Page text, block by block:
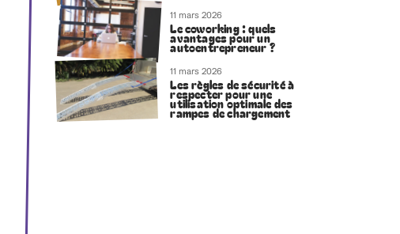
11 mars 2026
Le coworking : quels
avantages pour un
autoentrepreneur ?
11 mars 2026
Les règles de sécurité à
respecter pour une
utilisation optimale des
rampes de chargement